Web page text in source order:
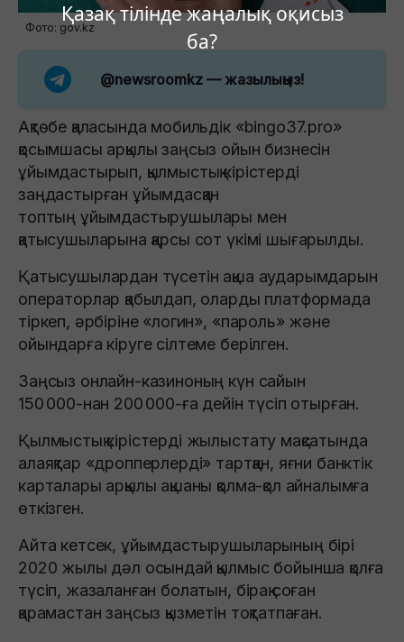
Қазақ тілінде жаңалық оқисыз
ба?
Фото: gov.kz
@newsroomkz — жазылыңыз!
Ақтөбе қаласында мобильдік «bingo37.pro»
қосымшасы арқылы заңсыз ойын бизнесін
ұйымдастырып, қылмыстық кірістерді
заңдастырған ұйымдасқан
топтың ұйымдастырушылары мен
қатысушыларына қарсы сот үкімі шығарылды.
Қатысушылардан түсетін ақша аударымдарын
операторлар қабылдап, оларды платформада
тіркеп, әрбіріне «логин», «пароль» және
ойындарға кіруге сілтеме берілген.
Заңсыз онлайн‑казиноның күн сайын
150 000‑нан 200 000‑ға дейін түсіп отырған.
Қылмыстық кірістерді жылыстату мақсатында
алаяқтар «дропперлерді» тартқан, яғни банктік
карталары арқылы ақшаны қолма‑қол айналымға
өткізген.
Айта кетсек, ұйымдастырушыларының бірі
2020 жылы дәл осындай қылмыс бойынша қолға
түсіп, жазаланған болатын, бірақ соған
қарамастан заңсыз қызметін тоқтатпаған.